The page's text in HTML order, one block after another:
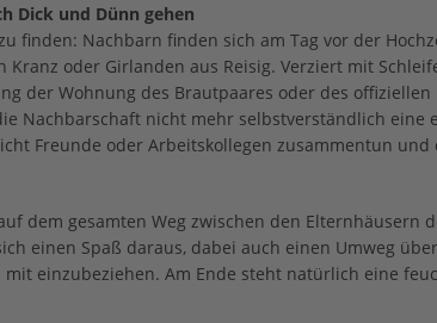
Dick und Dünn gehen
finden: Nachbarn finden sich am Tag vor der
oder Girlanden aus Reisig. Verziert mit
der Wohnung des Brautpaares oder des offiziellen
Nachbarschaft nicht mehr selbstverständlich eine
Freunde oder Arbeitskollegen zusammentun und
dem gesamten Weg zwischen den Elternhäusern
einen Spaß daraus, dabei auch einen Umweg
mit einzubeziehen. Am Ende steht natürlich eine